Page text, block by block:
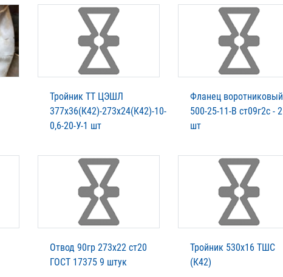
Тройник ТТ ЦЭШЛ
377х36(К42)-273х24(К42)-10-
0,6-20-У-1 шт
Фланец воротниковый
500-25-11-В ст09г2с - 2
шт
Отвод 90гр 273х22 ст20
ГОСТ 17375 9 штук
Тройник 530х16 ТШС
(К42)